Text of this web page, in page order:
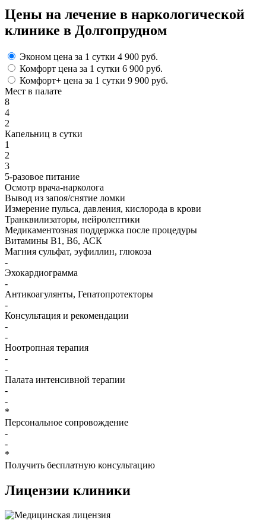
Цены на лечение в наркологической
клинике в Долгопрудном
Эконом цена за 1 сутки 4 900 руб.
Комфорт цена за 1 сутки 6 900 руб.
Комфорт+ цена за 1 сутки 9 900 руб.
Мест в палате
8
4
2
Капельниц в сутки
1
2
3
5-разовое питание
Осмотр врача-нарколога
Вывод из запоя/снятие ломки
Измерение пульса, давления, кислорода в крови
Транквилизаторы, нейролептики
Медикаментозная поддержка после процедуры
Витамины B1, B6, АСК
Магния сульфат, эуфиллин, глюкоза
-
Эхокардиограмма
-
Антикоагулянты, Гепатопротекторы
-
Консультация и рекомендации
-
-
Ноотропная терапия
-
-
Палата интенсивной терапии
-
-
*
Персональное сопровождение
-
-
*
Получить бесплатную консультацию
Лицензии клиники